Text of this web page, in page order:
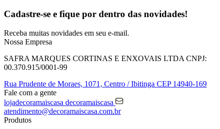
Cadastre-se e fique por dentro das novidades!
Receba muitas novidades em seu e-mail.
Nossa Empresa
SAFRA MARQUES CORTINAS E ENXOVAIS LTDA CNPJ:
00.370.915/0001-99
Rua Prudente de Moraes, 1071, Centro / Ibitinga CEP 14940-169
Fale com a gente
lojadecoramaiscasa decoramaiscasa
atendimento@decoramaiscasa.com.br
Produtos